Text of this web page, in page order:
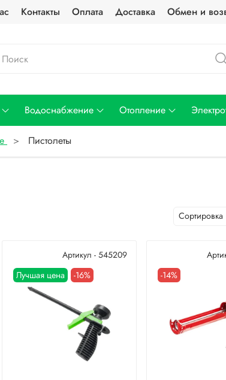
Контакты Оплата Доставка Обмен и
Водоснабжение Отопление
Пистолеты
Артикул - 545209
Лучшая цена
-16%
-14%